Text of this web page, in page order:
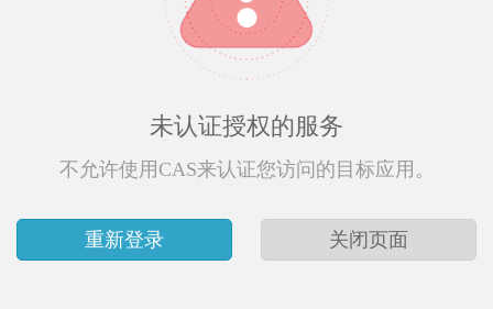
未认证授权的服务
不允许使用CAS来认证您访问的目标应用。